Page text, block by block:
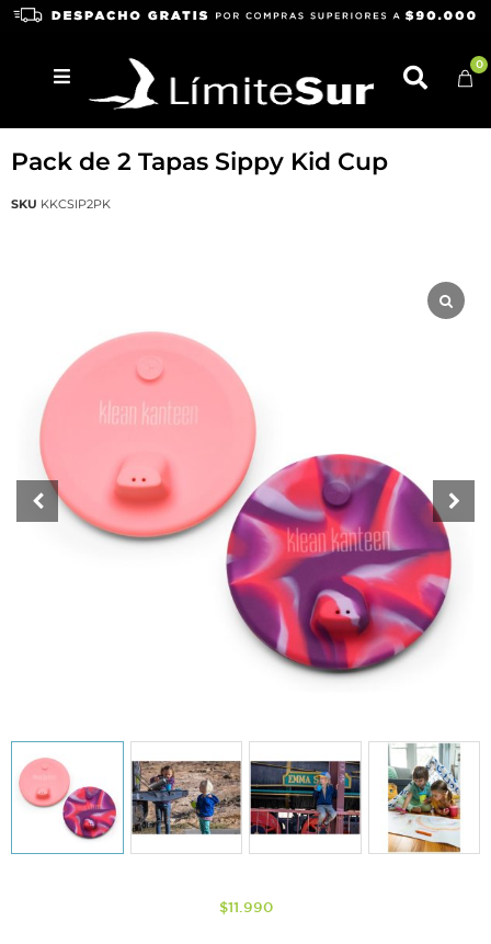
0
KLEAN KANTEEN
Pack de 2 Tapas Sippy Kid Cup
SKU KKCSIP2PK
$11.990